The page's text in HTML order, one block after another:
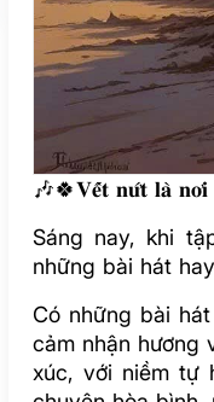
🎶🍀𝐕𝐞̂́𝐭 𝐧𝐮̛́𝐭 𝐥𝐚̀
Sáng nay, khi
những bài hát
Có những bài
cảm nhận hương
xúc, với niềm tự